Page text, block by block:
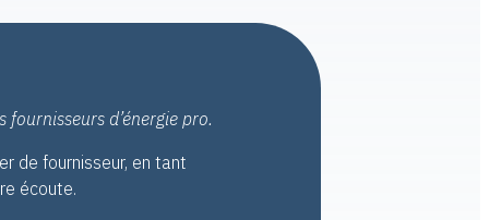
d’énergie pro.
de fournisseur, en tant
écoute.